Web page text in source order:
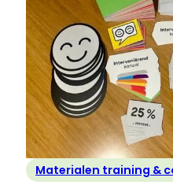
Materialen training &